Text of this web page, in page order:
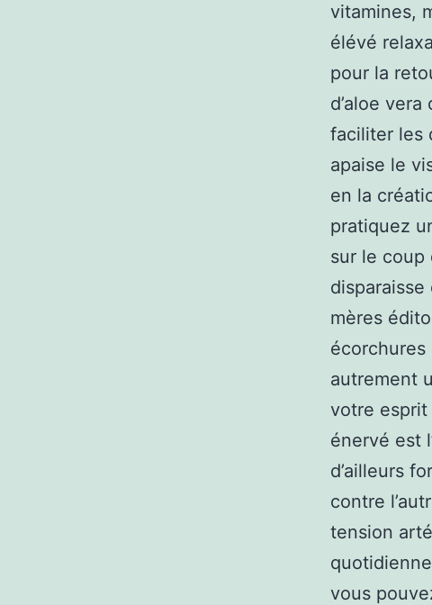
vitamines,
élévé
pour la
d’aloe
faciliter les
apaise le
en la
pratiquez
sur le coup
mères
écorchures
autrement
votre esprit
énervé est
d’ailleurs
contre
tension
vous